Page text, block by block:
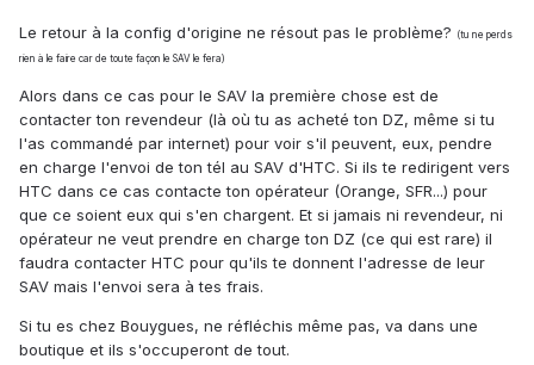
Le retour à la config d'origine ne résout pas le problème? (tu ne perds
rien à le faire car de toute façon le SAV le fera)
Alors dans ce cas pour le SAV la première chose est de
contacter ton revendeur (là où tu as acheté ton DZ, même si tu
l'as commandé par internet) pour voir s'il peuvent, eux, pendre
en charge l'envoi de ton tél au SAV d'HTC. Si ils te redirigent vers
HTC dans ce cas contacte ton opérateur (Orange, SFR...) pour
que ce soient eux qui s'en chargent. Et si jamais ni revendeur, ni
opérateur ne veut prendre en charge ton DZ (ce qui est rare) il
faudra contacter HTC pour qu'ils te donnent l'adresse de leur
SAV mais l'envoi sera à tes frais.
Si tu es chez Bouygues, ne réfléchis même pas, va dans une
boutique et ils s'occuperont de tout.